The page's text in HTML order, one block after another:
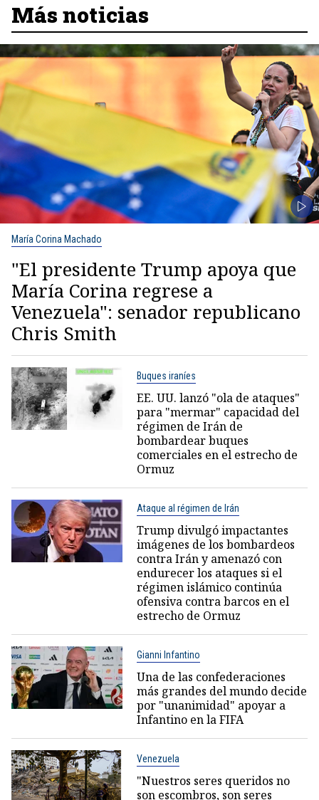
Más noticias
María Corina Machado
"El presidente Trump apoya que
María Corina regrese a
Venezuela": senador republicano
Chris Smith
Buques iraníes
EE. UU. lanzó "ola de ataques"
para "mermar" capacidad del
régimen de Irán de
bombardear buques
comerciales en el estrecho de
Ormuz
Ataque al régimen de Irán
Trump divulgó impactantes
imágenes de los bombardeos
contra Irán y amenazó con
endurecer los ataques si el
régimen islámico continúa
ofensiva contra barcos en el
estrecho de Ormuz
Gianni Infantino
Una de las confederaciones
más grandes del mundo decide
por "unanimidad" apoyar a
Infantino en la FIFA
Venezuela
"Nuestros seres queridos no
son escombros, son seres